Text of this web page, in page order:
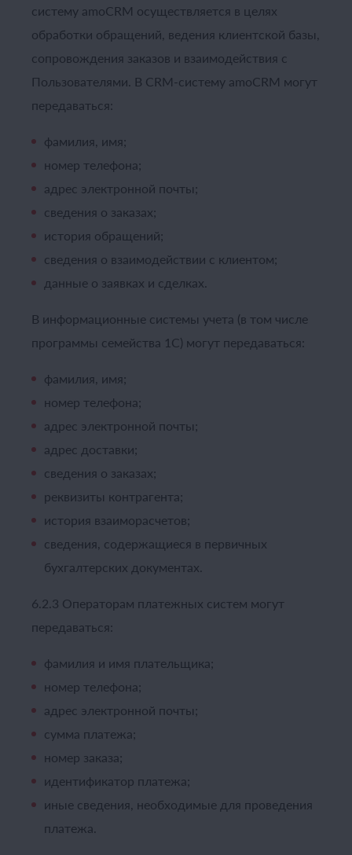
систему amoCRM осуществляется в целях
обработки обращений, ведения клиентской базы,
сопровождения заказов и взаимодействия с
Пользователями. В CRM-систему amoCRM могут
передаваться:
фамилия, имя;
номер телефона;
адрес электронной почты;
сведения о заказах;
история обращений;
сведения о взаимодействии с клиентом;
данные о заявках и сделках.
В информационные системы учета (в том числе
программы семейства 1С) могут передаваться:
фамилия, имя;
номер телефона;
адрес электронной почты;
адрес доставки;
сведения о заказах;
реквизиты контрагента;
история взаиморасчетов;
сведения, содержащиеся в первичных
бухгалтерских документах.
6.2.3 Операторам платежных систем могут
передаваться:
фамилия и имя плательщика;
номер телефона;
адрес электронной почты;
сумма платежа;
номер заказа;
идентификатор платежа;
иные сведения, необходимые для проведения
платежа.